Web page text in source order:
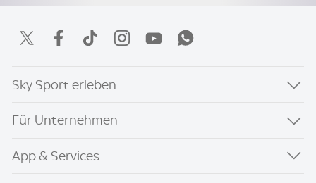
Sky Sport erleben
Für Unternehmen
App & Services